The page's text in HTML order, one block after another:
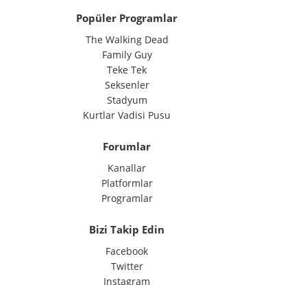
Popüler Programlar
The Walking Dead
Family Guy
Teke Tek
Seksenler
Stadyum
Kurtlar Vadisi Pusu
Forumlar
Kanallar
Platformlar
Programlar
Bizi Takip Edin
Facebook
Twitter
Instagram